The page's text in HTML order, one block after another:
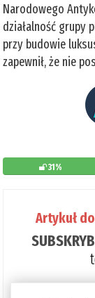
Narodowego
działalność grupy
przy budowie
zapewnił, że nie
31%
Artykuł